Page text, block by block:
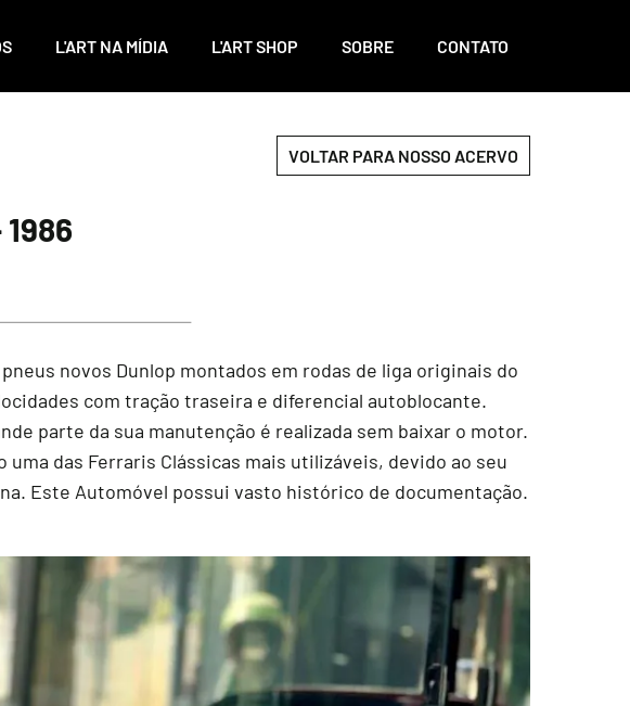
L'ART NA MÍDIA L'ART SHOP SOBRE CONTATO
VOLTAR PARA NOSSO ACERVO
novos Dunlop montados em rodas de liga originais do
com tração traseira e diferencial autoblocante.
parte da sua manutenção é realizada sem baixar o motor.
das Ferraris Clássicas mais utilizáveis, devido ao seu
Este Automóvel possui vasto histórico de documentação.